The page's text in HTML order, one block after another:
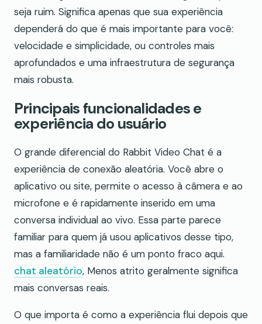
seja ruim. Significa apenas que sua experiência
dependerá do que é mais importante para você:
velocidade e simplicidade, ou controles mais
aprofundados e uma infraestrutura de segurança
mais robusta.
Principais funcionalidades e
experiência do usuário
O grande diferencial do Rabbit Video Chat é a
experiência de conexão aleatória. Você abre o
aplicativo ou site, permite o acesso à câmera e ao
microfone e é rapidamente inserido em uma
conversa individual ao vivo. Essa parte parece
familiar para quem já usou aplicativos desse tipo,
mas a familiaridade não é um ponto fraco aqui.
chat aleatório, Menos atrito geralmente significa
mais conversas reais.
O que importa é como a experiência flui depois que